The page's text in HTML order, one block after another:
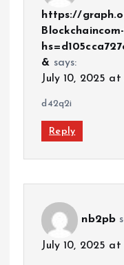
https://
& says:
July 10, 2025 at
d42q2i
Reply
nb2pb
July 10, 2025 at